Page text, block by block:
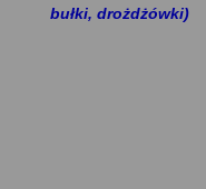
bułki, drożdżówki)